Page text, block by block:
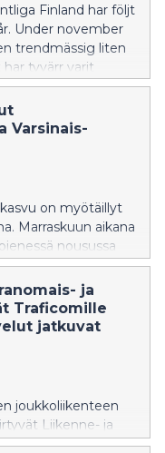
Finland har följt
Under november
trendmässig liten
tyvärr varit
heller i november
till rekordnivåer
ökade antalet
Varsinais-
on myötäillyt
Marraskuun aikana
nousussa
on pysynyt
aikaa, eikä
vielä paremmasta.
mittaushistorian
määrä ei
ja
Traficomille
jatkuvat
joukkoliikenteen
Liikenne- ja
Suomen ja